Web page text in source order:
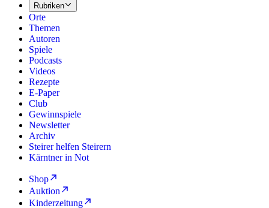
Rubriken
Orte
Themen
Autoren
Spiele
Podcasts
Videos
Rezepte
E-Paper
Club
Gewinnspiele
Newsletter
Archiv
Steirer helfen Steirern
Kärntner in Not
Shop
Auktion
Kinderzeitung